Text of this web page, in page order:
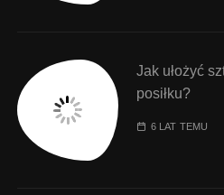
Jak ułożyć
posiłku?
6 LAT TEMU